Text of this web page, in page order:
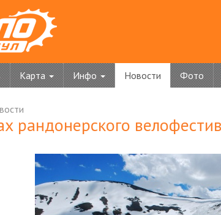
Карта Инфо Новости Фото
рандонерского